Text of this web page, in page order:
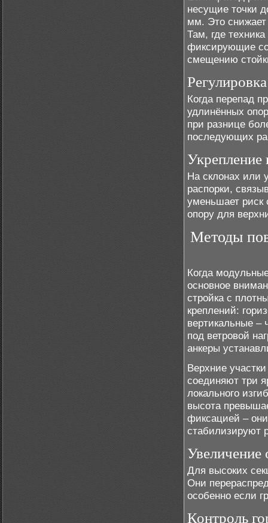
несущие точки
мм. Это снижает
Там, где
фиксирующие
смещению
Когда перепад
удлинённых
при разнице
последующих
Укрепление
На склонах или
распорки,
уменьшает риск
опору для
Методы
Когда
основное
стройка с
креплений:
вертикальные –
под ветровой
анкеры
Верхние
соединяют три
локального
высота
фиксацией –
стабилизируют
Для высоких
Они
особенно если
Контроль